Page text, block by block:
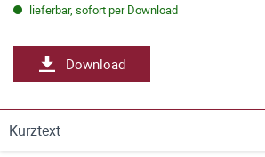
lieferbar, sofort per Download
Download
Kurztext